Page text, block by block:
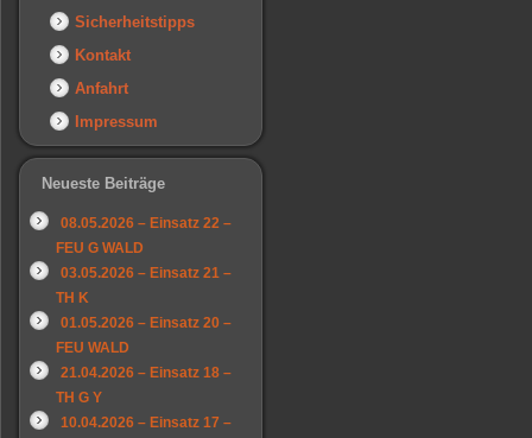
Sicherheitstipps
Kontakt
Anfahrt
Impressum
Neueste Beiträge
08.05.2026 – Einsatz 22 –
FEU G WALD
03.05.2026 – Einsatz 21 –
TH K
01.05.2026 – Einsatz 20 –
FEU WALD
21.04.2026 – Einsatz 18 –
TH G Y
10.04.2026 – Einsatz 17 –